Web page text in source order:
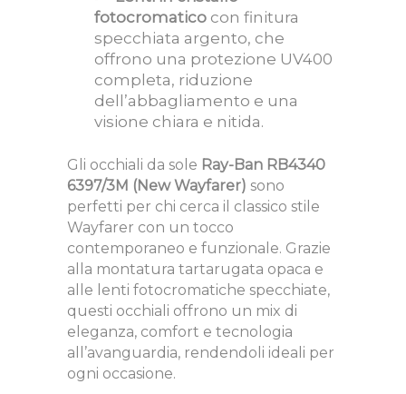
fotocromatico con finitura
specchiata argento, che
offrono una protezione UV400
completa, riduzione
dell’abbagliamento e una
visione chiara e nitida.
Gli occhiali da sole Ray-Ban RB4340
6397/3M (New Wayfarer) sono
perfetti per chi cerca il classico stile
Wayfarer con un tocco
contemporaneo e funzionale. Grazie
alla montatura tartarugata opaca e
alle lenti fotocromatiche specchiate,
questi occhiali offrono un mix di
eleganza, comfort e tecnologia
all’avanguardia, rendendoli ideali per
ogni occasione.